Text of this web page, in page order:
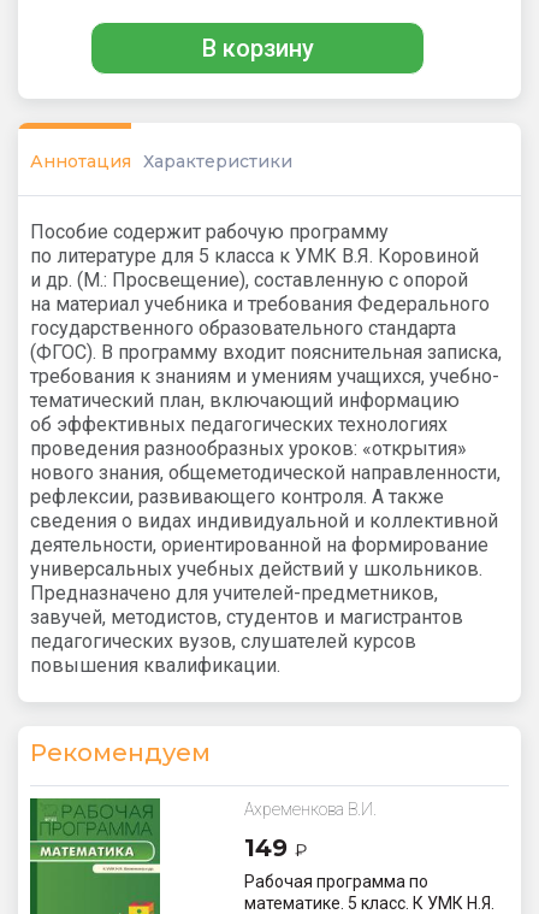
В корзину
Аннотация Характеристики
Пособие содержит рабочую программу
по литературе для 5 класса к УМК В.Я. Коровиной
и др. (М.: Просвещение), составленную с опорой
на материал учебника и требования Федерального
государственного образовательного стандарта
(ФГОС). В программу входит пояснительная записка,
требования к знаниям и умениям учащихся, учебно-
тематический план, включающий информацию
об эффективных педагогических технологиях
проведения разнообразных уроков: «открытия»
нового знания, общеметодической направленности,
рефлексии, развивающего контроля. А также
сведения о видах индивидуальной и коллективной
деятельности, ориентированной на формирование
универсальных учебных действий у школьников.
Предназначено для учителей-предметников,
завучей, методистов, студентов и магистрантов
педагогических вузов, слушателей курсов
повышения квалификации.
Рекомендуем
Ахременкова В.И.
149 ₽
Рабочая программа по
математике. 5 класс. К УМК Н.Я.